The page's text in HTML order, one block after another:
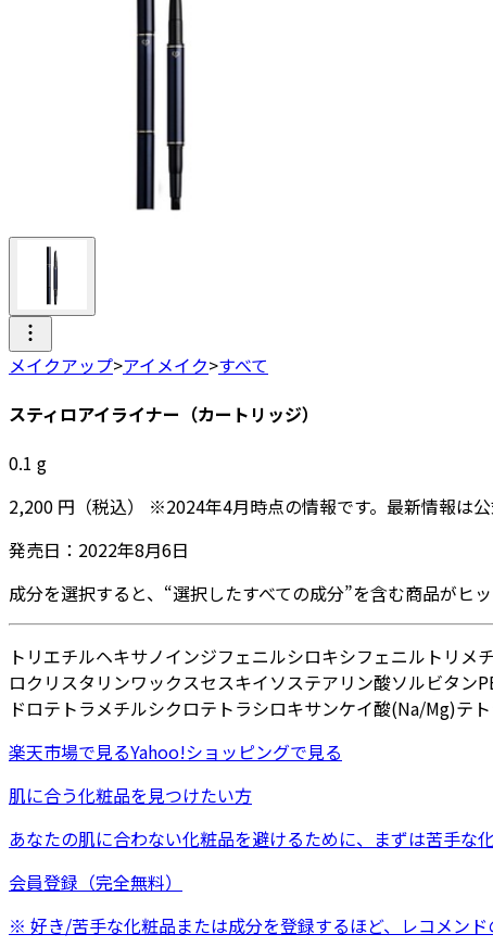
メイクアップ>アイメイク>すべて
スティロアイライナー（カートリッジ）
0.1 g
2,200 円 （税込） ※2024年4月時点の情報です。最新情報は
発売日： 2022年8月6日
成分を選択すると、“選択したすべての成分”を含む商品がヒッ
トリエチルヘキサノインジフェニルシロキシフェニルトリメ
ロクリスタリンワックスセスキイソステアリン酸ソルビタン
ドロテトラメチルシクロテトラシロキサンケイ酸(Na/Mg)テ
楽天市場で見るYahoo!ショッピングで見る
肌に合う化粧品を見つけたい方
あなたの肌に合わない化粧品を避けるために、まずは苦手な
会員登録（完全無料）
※ 好き/苦手な化粧品または成分を登録するほど、レコメン